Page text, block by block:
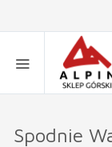
Spodnie